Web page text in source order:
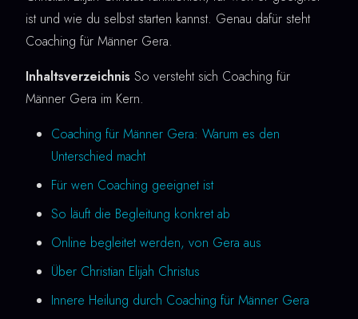
ist und wie du selbst starten kannst. Genau dafür steht
Coaching für Männer Gera.
Inhaltsverzeichnis So versteht sich Coaching für
Männer Gera im Kern.
Coaching für Männer Gera: Warum es den
Unterschied macht
Für wen Coaching geeignet ist
So läuft die Begleitung konkret ab
Online begleitet werden, von Gera aus
Über Christian Elijah Christus
Innere Heilung durch Coaching für Männer Gera